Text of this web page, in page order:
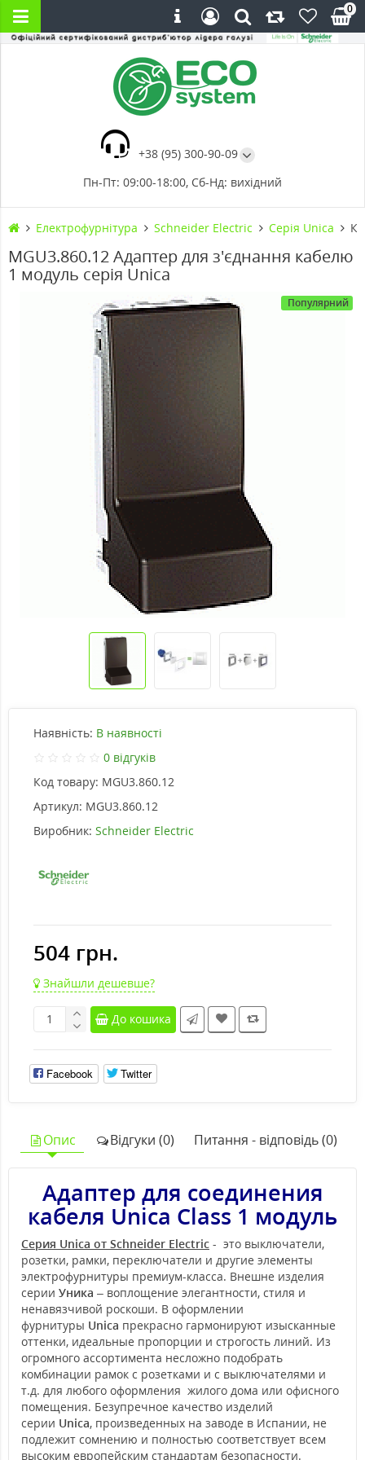
+38 (95) 300-90-09
Пн-Пт: 09:00-18:00, Сб-Нд: вихідний
0
Електрофурнітура Schneider Electric Cерія Unica
MGU3.860.12 Адаптер для з'єднання кабелю
1 модуль серія Unica
Популярний
Наявність: В наявності
0 відгуків
Код товару: MGU3.860.12
Артикул: MGU3.860.12
Виробник: Schneider Electric
504 грн.
Знайшли дешевше?
До кошика
Facebook Twitter
Опис Відгуки (0) Питання - відповідь (0)
Адаптер для соединения
кабеля Unica Class 1 модуль
Серия Unica от Schneider Electric - это выключатели,
розетки, рамки, переключатели и другие элементы
электрофурнитуры премиум-класса. Внешне изделия
серии Уника – воплощение элегантности, стиля и
ненавязчивой роскоши. В оформлении
фурнитуры Unica прекрасно гармонируют изысканные
оттенки, идеальные пропорции и строгость линий. Из
огромного ассортимента несложно подобрать
комбинации рамок с розетками и с выключателями и
т.д. для любого оформления жилого дома или офисного
помещения. Безупречное качество изделий
серии Unica, произведенных на заводе в Испании, не
подлежит сомнению и полностью соответствует всем
высоким европейским стандартам безопасности.